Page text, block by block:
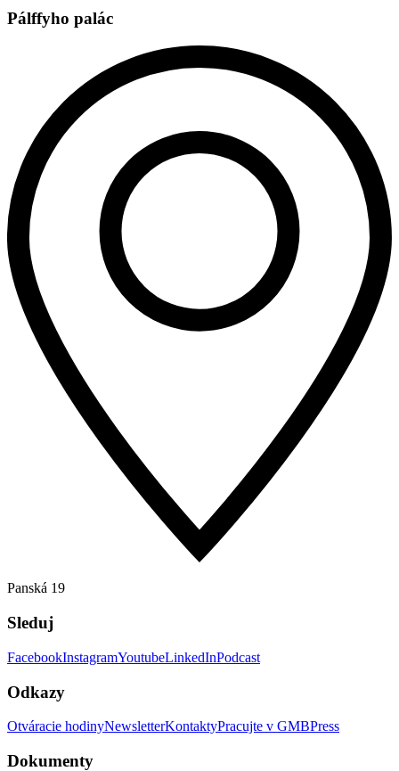
Pálffyho palác
Panská 19
Sleduj
FacebookInstagramYoutubeLinkedInPodcast
Odkazy
Otváracie hodinyNewsletterKontaktyPracujte v GMBPress
Dokumenty